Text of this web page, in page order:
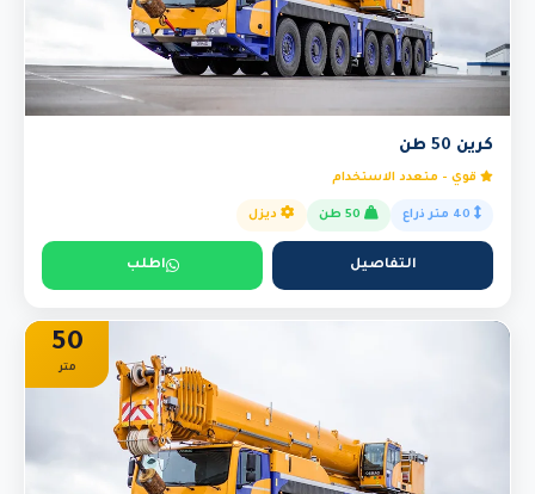
كرين 50 طن
قوي - متعدد الاستخدام
ديزل
التفاصيل اطلب
50
متر